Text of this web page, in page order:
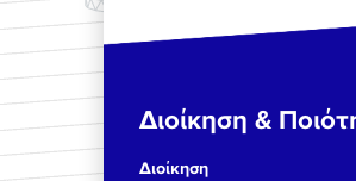
Διοίκηση &
Διοίκηση